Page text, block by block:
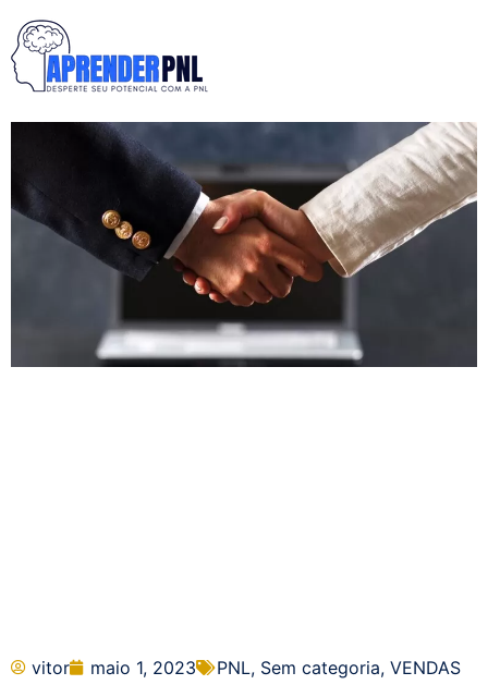
vitor maio 1, 2023 PNL, Sem categoria, VENDAS